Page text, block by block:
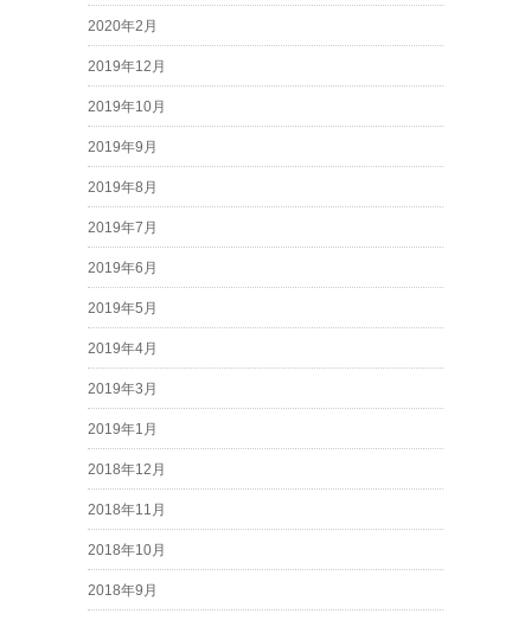
2020年2月
2019年12月
2019年10月
2019年9月
2019年8月
2019年7月
2019年6月
2019年5月
2019年4月
2019年3月
2019年1月
2018年12月
2018年11月
2018年10月
2018年9月